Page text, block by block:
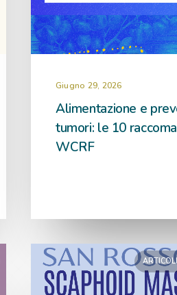
Giugno 29, 2026
Alimentazione e
tumori: le 10
WCRF
ARTICOLI